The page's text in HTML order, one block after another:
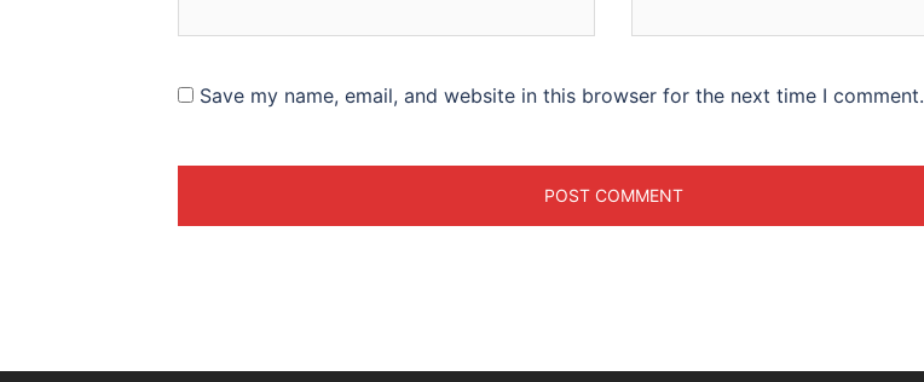
Save my name, email, and website in this browser for the next time I comment.